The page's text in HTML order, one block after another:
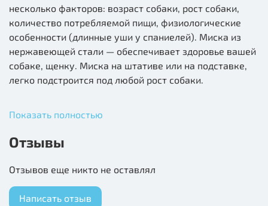
несколько факторов: возраст собаки, рост собаки,
количество потребляемой пищи, физиологические
особенности (длинные уши у спаниелей). Миска из
нержавеющей стали — обеспечивает здоровье вашей
собаке, щенку. Миска на штативе или на подставке,
легко подстроится под любой рост собаки.
Показать полностью
Отзывы
Отзывов еще никто не оставлял
Написать отзыв